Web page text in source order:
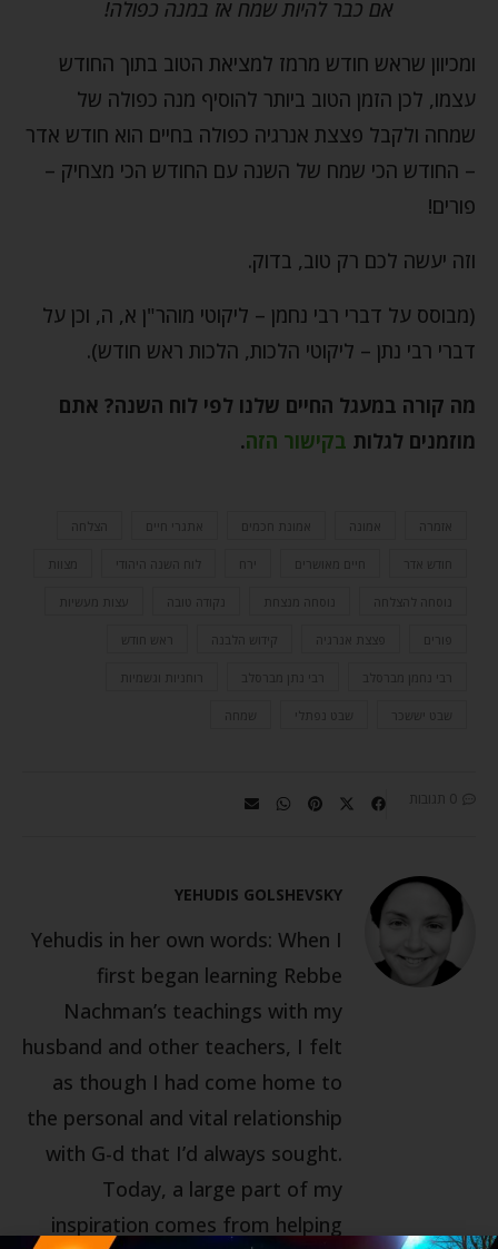
אם כבר להיות שמח אז במנה כפולה!
ומכיוון שראש חודש מרמז למציאת הטוב בתוך החודש
עצמו, לכן הזמן הטוב ביותר להוסיף מנה כפולה של
שמחה ולקבל פצצת אנרגיה כפולה בחיים הוא חודש אדר
– החודש הכי שמח של השנה עם החודש הכי מצחיק –
פורים!
וזה יעשה לכם רק טוב, בדוק.
(מבוסס על דברי רבי נחמן – ליקוטי מוהר"ן א, ה, וכן על
דברי רבי נתן – ליקוטי הלכות, הלכות ראש חודש).
מה קורה במעגל החיים שלנו לפי לוח השנה? אתם
מוזמנים לגלות בקישור הזה.
אזמרה אמונה אמונת חכמים אתגרי חיים הצלחה
חודש אדר חיים מאושרים לוח השנה היהודי מצוות
נוסחה להצלחה נוסחה מנצחת נקודה טובה עצות מעשיות
פורים פצצת אנרגיה קידוש הלבנה ראש חודש
רבי נחמן מברסלב רבי נתן מברסלב רוחניות וגשמיות
שבט יששכר שבט נפתלי שמחה
0 תגובות
YEHUDIS GOLSHEVSKY
Yehudis in her own words: When I
first began learning Rebbe
Nachman’s teachings with my
husband and other teachers, I felt
as though I had come home to
the personal and vital relationship
with G-d that I’d always sought.
Today, a large part of my
inspiration comes from helping